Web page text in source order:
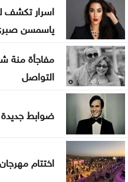
اسرار تكشف
ياسمسن
مفاجأة منة
التواصل
ضوابط جديدة
اختتام